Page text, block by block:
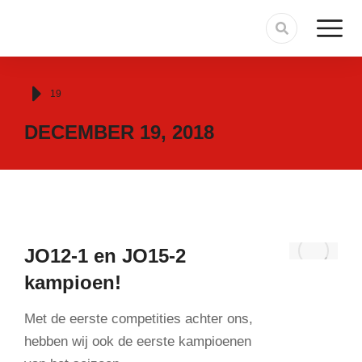
Je bent hier:
19
DECEMBER 19, 2018
JO12-1 en JO15-2
kampioen!
Met de eerste competities achter ons,
hebben wij ook de eerste kampioenen